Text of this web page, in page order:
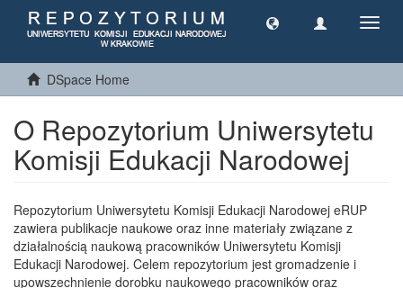
DSpace Home
O Repozytorium Uniwersytetu
Komisji Edukacji Narodowej
Repozytorium Uniwersytetu Komisji Edukacji Narodowej eRUP
zawiera publikacje naukowe oraz inne materiały związane z
działalnością naukową pracowników Uniwersytetu Komisji
Edukacji Narodowej. Celem repozytorium jest gromadzenie i
upowszechnienie dorobku naukowego pracowników oraz